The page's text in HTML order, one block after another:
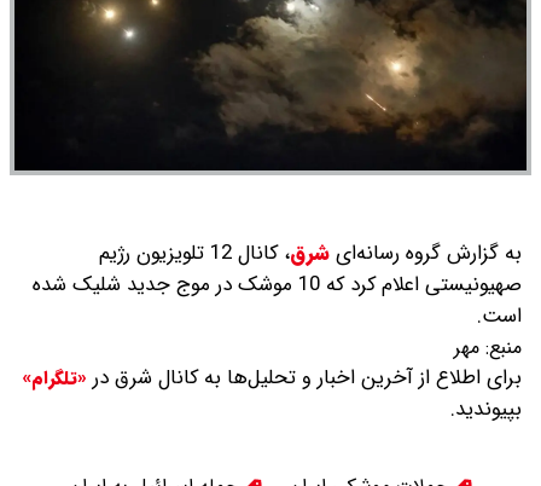
به گزارش گروه رسانه‌ایشرق،
کانال 12 تلویزیون رژیم
صهیونیستی اعلام کرد که 10 موشک در موج جدید شلیک شده
است.
منبع: مهر
برای اطلاع از آخرین اخبار و تحلیل‌ها به کانال شرق در «تلگرام»
بپیوندید.